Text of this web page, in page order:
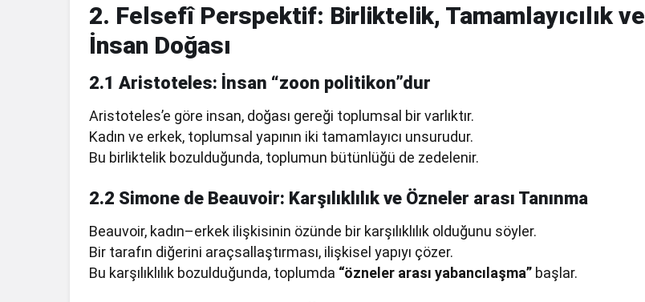
2. Felsefî Perspektif: Birliktelik, Tamamlayıcılık ve
İnsan Doğası
2.1 Aristoteles: İnsan “zoon politikon”dur
Aristoteles’e göre insan, doğası gereği toplumsal bir varlıktır.
Kadın ve erkek, toplumsal yapının iki tamamlayıcı unsurudur.
Bu birliktelik bozulduğunda, toplumun bütünlüğü de zedelenir.
2.2 Simone de Beauvoir: Karşılıklılık ve Özneler arası Tanınma
Beauvoir, kadın–erkek ilişkisinin özünde bir karşılıklılık olduğunu söyler.
Bir tarafın diğerini araçsallaştırması, ilişkisel yapıyı çözer.
Bu karşılıklılık bozulduğunda, toplumda “özneler arası yabancılaşma” başlar.